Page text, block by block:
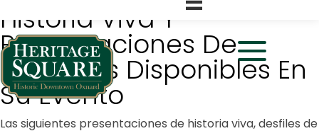
Click to view
Historia Viva Y
Presentaciones De
Oradores Disponibles En
Su Evento
Las siguientes presentaciones de historia viva, desfiles de